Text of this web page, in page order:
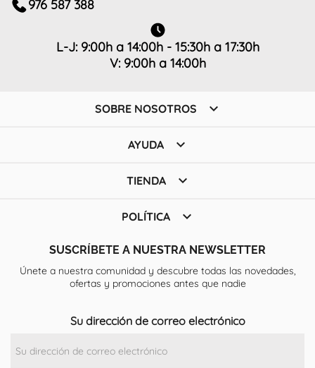
976 587 388
L-J: 9:00h a 14:00h - 15:30h a 17:30h
V: 9:00h a 14:00h
SOBRE NOSOTROS 
AYUDA 
TIENDA 
POLÍTICA 
SUSCRÍBETE A NUESTRA NEWSLETTER
Únete a nuestra comunidad y descubre todas las novedades,
ofertas y promociones antes que nadie
Su dirección de correo electrónico